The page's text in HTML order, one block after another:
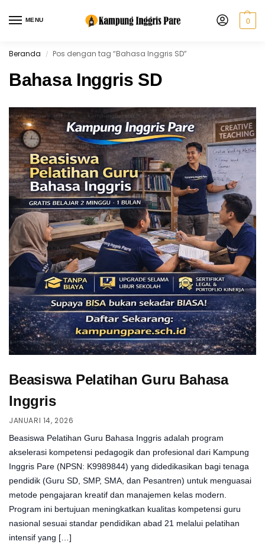
MENU 0
Beranda / Pos dengan tag “Bahasa Inggris SD”
Bahasa Inggris SD
Beasiswa Pelatihan Guru Bahasa
Inggris
JANUARI 14, 2026
Beasiswa Pelatihan Guru Bahasa Inggris adalah program
akselerasi kompetensi pedagogik dan profesional dari Kampung
Inggris Pare (NPSN: K9989844) yang didedikasikan bagi tenaga
pendidik (Guru SD, SMP, SMA, dan Pesantren) untuk menguasai
metode pengajaran kreatif dan manajemen kelas modern.
Program ini bertujuan meningkatkan kualitas kompetensi guru
nasional sesuai standar pendidikan abad 21 melalui pelatihan
intensif yang […]